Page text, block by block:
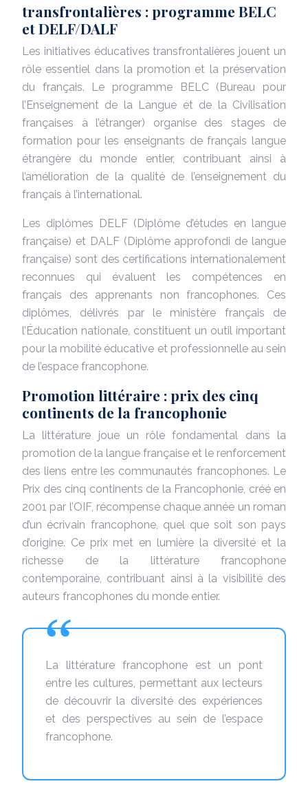
transfrontalières : programme BELC
et DELF/DALF
Les initiatives éducatives transfrontalières jouent un
rôle essentiel dans la promotion et la préservation
du français. Le programme BELC (Bureau pour
l’Enseignement de la Langue et de la Civilisation
françaises à l’étranger) organise des stages de
formation pour les enseignants de français langue
étrangère du monde entier, contribuant ainsi à
l’amélioration de la qualité de l’enseignement du
français à l’international.
Les diplômes DELF (Diplôme d’études en langue
française) et DALF (Diplôme approfondi de langue
française) sont des certifications internationalement
reconnues qui évaluent les compétences en
français des apprenants non francophones. Ces
diplômes, délivrés par le ministère français de
l’Éducation nationale, constituent un outil important
pour la mobilité éducative et professionnelle au sein
de l’espace francophone.
Promotion littéraire : prix des cinq
continents de la francophonie
La littérature joue un rôle fondamental dans la
promotion de la langue française et le renforcement
des liens entre les communautés francophones. Le
Prix des cinq continents de la Francophonie, créé en
2001 par l’OIF, récompense chaque année un roman
d’un écrivain francophone, quel que soit son pays
d’origine. Ce prix met en lumière la diversité et la
richesse de la littérature francophone
contemporaine, contribuant ainsi à la visibilité des
auteurs francophones du monde entier.
La littérature francophone est un pont
entre les cultures, permettant aux lecteurs
de découvrir la diversité des expériences
et des perspectives au sein de l’espace
francophone.